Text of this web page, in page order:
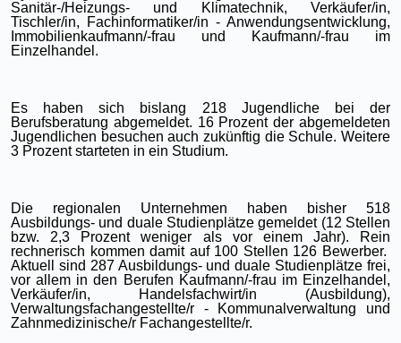
Sanitär-/Heizungs- und Klimatechnik, Verkäufer/in,
Tischler/in, Fachinformatiker/in - Anwendungsentwicklung,
Immobilienkaufmann/-frau und Kaufmann/-frau im
Einzelhandel.
Es haben sich bislang 218 Jugendliche bei der
Berufsberatung abgemeldet. 16 Prozent der abgemeldeten
Jugendlichen besuchen auch zukünftig die Schule. Weitere
3 Prozent starteten in ein Studium.
Die regionalen Unternehmen haben bisher 518
Ausbildungs- und duale Studienplätze gemeldet (12 Stellen
bzw. 2,3 Prozent weniger als vor einem Jahr). Rein
rechnerisch kommen damit auf 100 Stellen 126 Bewerber.
Aktuell sind 287 Ausbildungs- und duale Studienplätze frei,
vor allem in den Berufen Kaufmann/-frau im Einzelhandel,
Verkäufer/in, Handelsfachwirt/in (Ausbildung),
Verwaltungsfachangestellte/r - Kommunalverwaltung und
Zahnmedizinische/r Fachangestellte/r.